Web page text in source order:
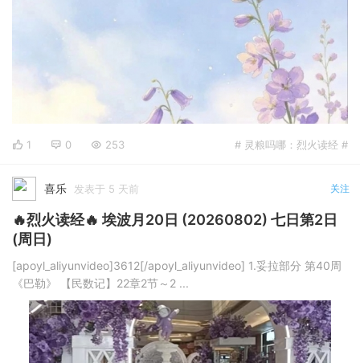
1 0 253 # 灵粮吗哪：烈火读经 #
喜乐 发表于 5 天前 关注
🔥烈火读经🔥 埃波月20日 (20260802) 七日第2日
(周日)
[apoyl_aliyunvideo]3612[/apoyl_aliyunvideo] 1.妥拉部分 第40周
《巴勒》 【民数记】22章2节～2 ...